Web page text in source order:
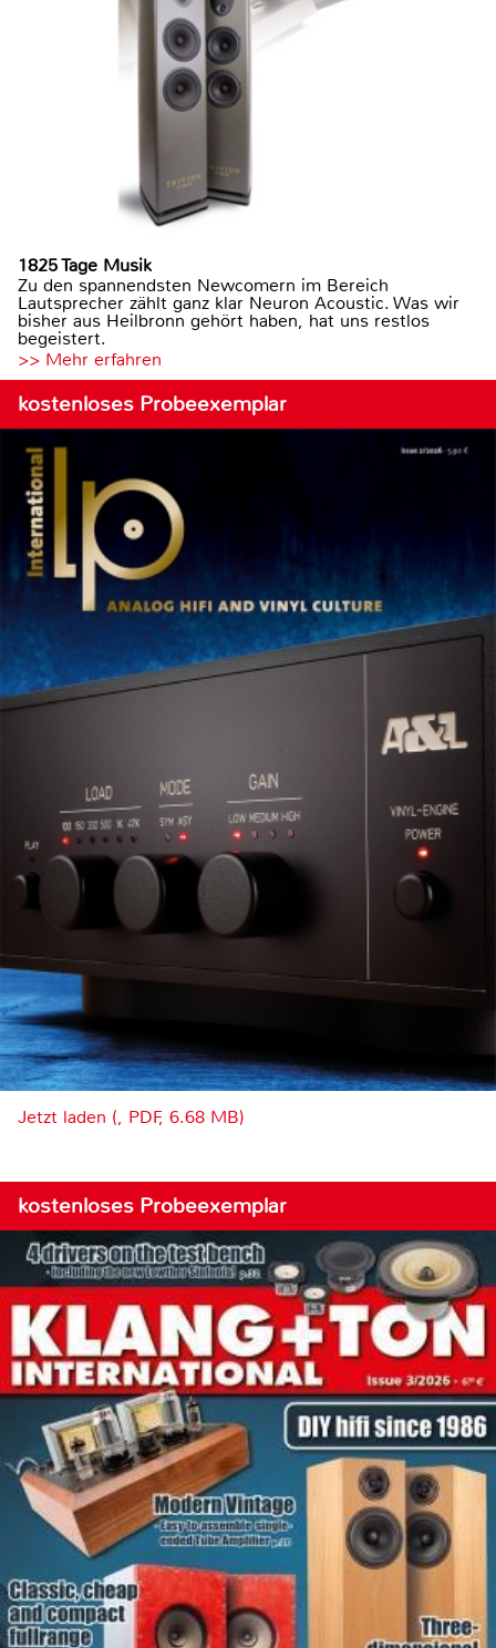
1825 Tage Musik
Zu den spannendsten Newcomern im Bereich
Lautsprecher zählt ganz klar Neuron Acoustic. Was wir
bisher aus Heilbronn gehört haben, hat uns restlos
begeistert.
>> Mehr erfahren
kostenloses Probeexemplar
Jetzt laden (, PDF, 6.68 MB)
kostenloses Probeexemplar